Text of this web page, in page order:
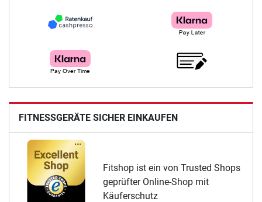
FITNESSGERÄTE SICHER EINKAUFEN
Fitshop ist ein von Trusted Shops
geprüfter Online-Shop mit
Käuferschutz